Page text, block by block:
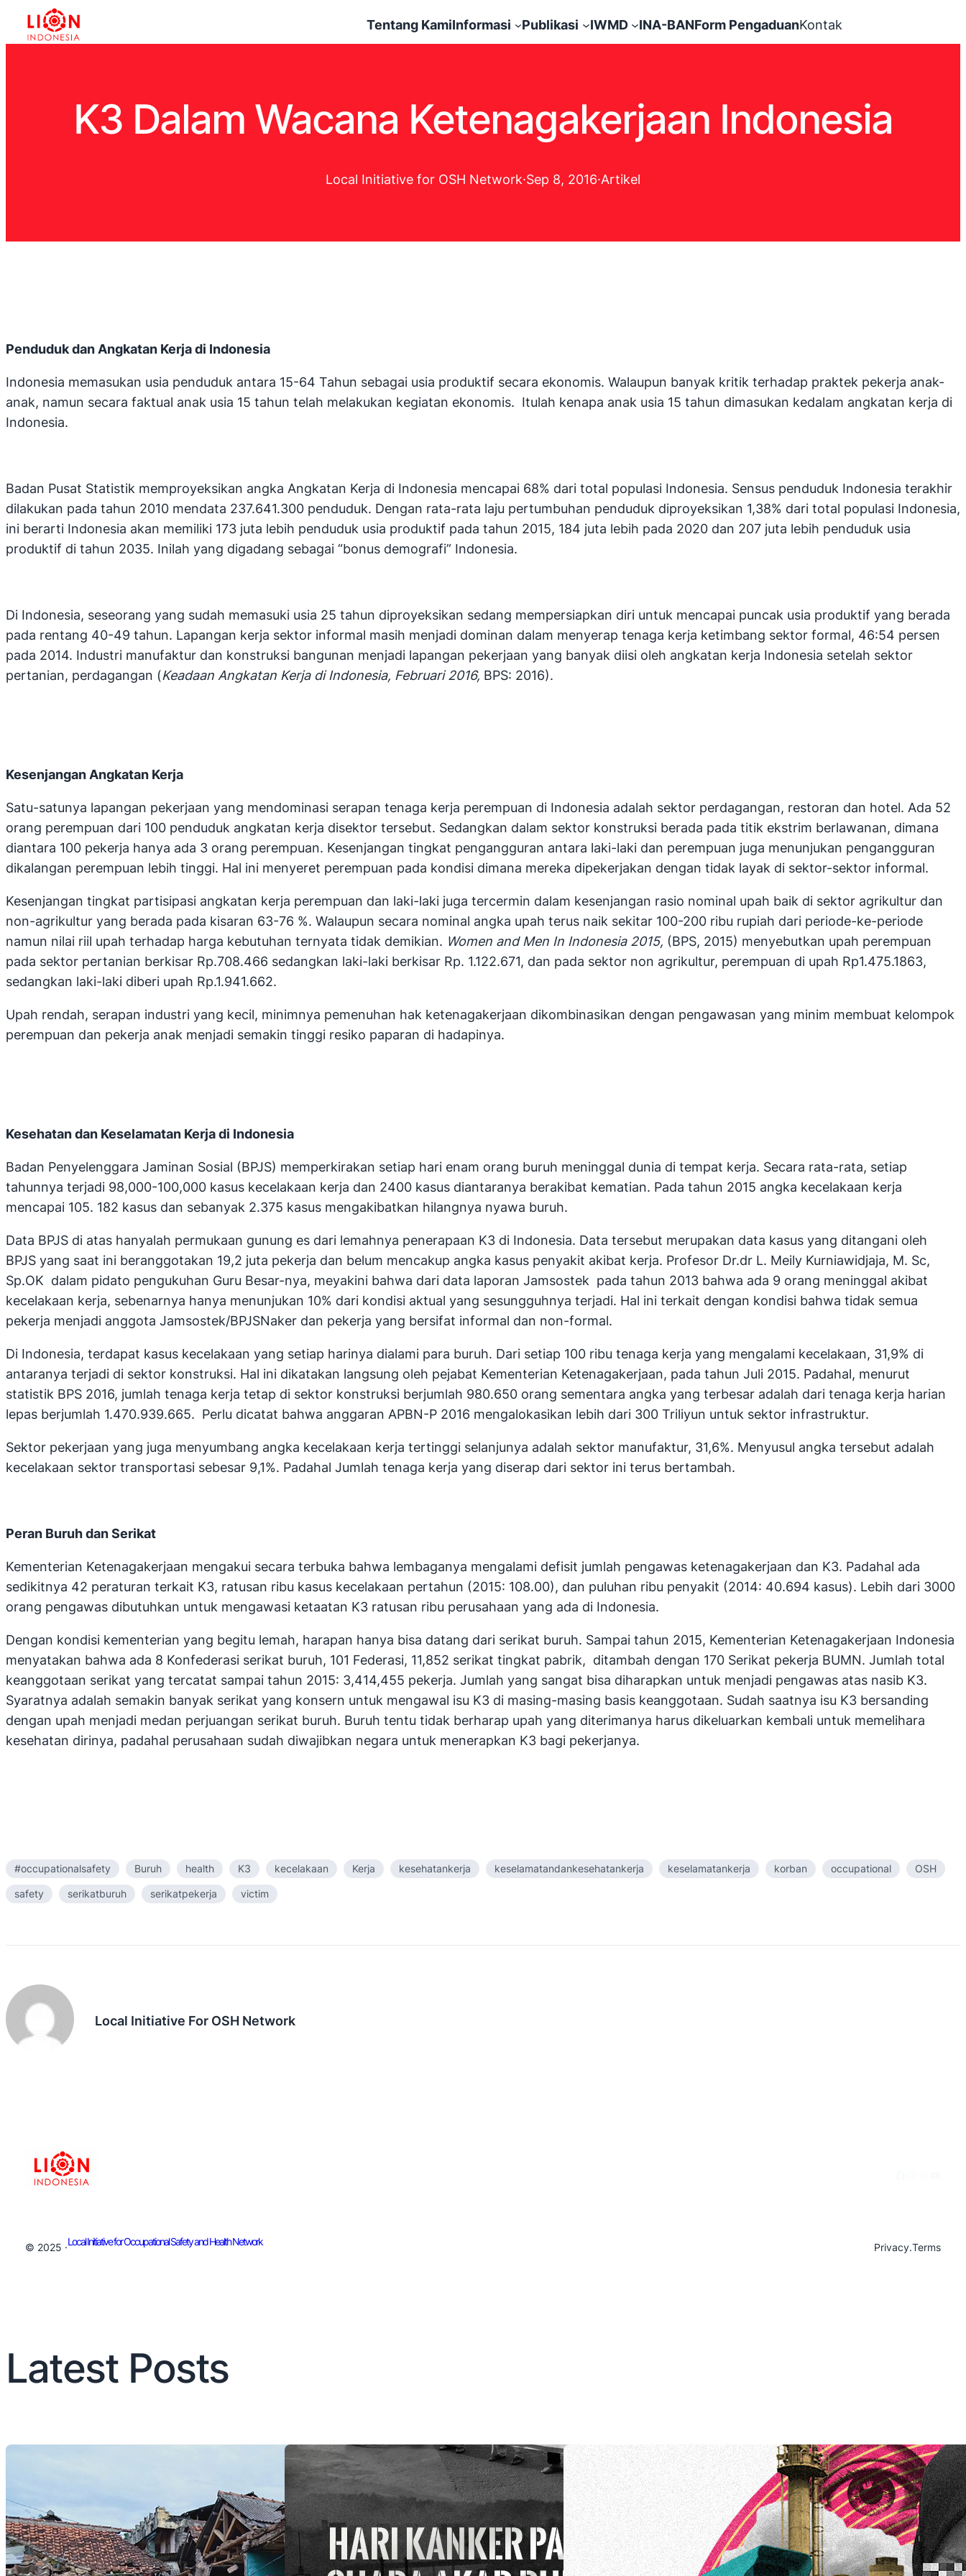
Tentang KamiInformasi Publikasi IWMD INA-BANForm PengaduanKontak
K3 Dalam Wacana Ketenagakerjaan Indonesia
Local Initiative for OSH Network·Sep 8, 2016·Artikel
Penduduk dan Angkatan Kerja di Indonesia
Indonesia memasukan usia penduduk antara 15-64 Tahun sebagai usia produktif secara ekonomis. Walaupun banyak kritik terhadap praktek pekerja anak-
anak, namun secara faktual anak usia 15 tahun telah melakukan kegiatan ekonomis. Itulah kenapa anak usia 15 tahun dimasukan kedalam angkatan kerja di
Indonesia.
Badan Pusat Statistik memproyeksikan angka Angkatan Kerja di Indonesia mencapai 68% dari total populasi Indonesia. Sensus penduduk Indonesia terakhir
dilakukan pada tahun 2010 mendata 237.641.300 penduduk. Dengan rata-rata laju pertumbuhan penduduk diproyeksikan 1,38% dari total populasi Indonesia,
ini berarti Indonesia akan memiliki 173 juta lebih penduduk usia produktif pada tahun 2015, 184 juta lebih pada 2020 dan 207 juta lebih penduduk usia
produktif di tahun 2035. Inilah yang digadang sebagai “bonus demografi” Indonesia.
Di Indonesia, seseorang yang sudah memasuki usia 25 tahun diproyeksikan sedang mempersiapkan diri untuk mencapai puncak usia produktif yang berada
pada rentang 40-49 tahun. Lapangan kerja sektor informal masih menjadi dominan dalam menyerap tenaga kerja ketimbang sektor formal, 46:54 persen
pada 2014. Industri manufaktur dan konstruksi bangunan menjadi lapangan pekerjaan yang banyak diisi oleh angkatan kerja Indonesia setelah sektor
pertanian, perdagangan (Keadaan Angkatan Kerja di Indonesia, Februari 2016, BPS: 2016).
Kesenjangan Angkatan Kerja
Satu-satunya lapangan pekerjaan yang mendominasi serapan tenaga kerja perempuan di Indonesia adalah sektor perdagangan, restoran dan hotel. Ada 52
orang perempuan dari 100 penduduk angkatan kerja disektor tersebut. Sedangkan dalam sektor konstruksi berada pada titik ekstrim berlawanan, dimana
diantara 100 pekerja hanya ada 3 orang perempuan. Kesenjangan tingkat pengangguran antara laki-laki dan perempuan juga menunjukan pengangguran
dikalangan perempuan lebih tinggi. Hal ini menyeret perempuan pada kondisi dimana mereka dipekerjakan dengan tidak layak di sektor-sektor informal.
Kesenjangan tingkat partisipasi angkatan kerja perempuan dan laki-laki juga tercermin dalam kesenjangan rasio nominal upah baik di sektor agrikultur dan
non-agrikultur yang berada pada kisaran 63-76 %. Walaupun secara nominal angka upah terus naik sekitar 100-200 ribu rupiah dari periode-ke-periode
namun nilai riil upah terhadap harga kebutuhan ternyata tidak demikian. Women and Men In Indonesia 2015, (BPS, 2015) menyebutkan upah perempuan
pada sektor pertanian berkisar Rp.708.466 sedangkan laki-laki berkisar Rp. 1.122.671, dan pada sektor non agrikultur, perempuan di upah Rp1.475.1863,
sedangkan laki-laki diberi upah Rp.1.941.662.
Upah rendah, serapan industri yang kecil, minimnya pemenuhan hak ketenagakerjaan dikombinasikan dengan pengawasan yang minim membuat kelompok
perempuan dan pekerja anak menjadi semakin tinggi resiko paparan di hadapinya.
Kesehatan dan Keselamatan Kerja di Indonesia
Badan Penyelenggara Jaminan Sosial (BPJS) memperkirakan setiap hari enam orang buruh meninggal dunia di tempat kerja. Secara rata-rata, setiap
tahunnya terjadi 98,000-100,000 kasus kecelakaan kerja dan 2400 kasus diantaranya berakibat kematian. Pada tahun 2015 angka kecelakaan kerja
mencapai 105. 182 kasus dan sebanyak 2.375 kasus mengakibatkan hilangnya nyawa buruh.
Data BPJS di atas hanyalah permukaan gunung es dari lemahnya penerapaan K3 di Indonesia. Data tersebut merupakan data kasus yang ditangani oleh
BPJS yang saat ini beranggotakan 19,2 juta pekerja dan belum mencakup angka kasus penyakit akibat kerja. Profesor Dr.dr L. Meily Kurniawidjaja, M. Sc,
Sp.OK dalam pidato pengukuhan Guru Besar-nya, meyakini bahwa dari data laporan Jamsostek pada tahun 2013 bahwa ada 9 orang meninggal akibat
kecelakaan kerja, sebenarnya hanya menunjukan 10% dari kondisi aktual yang sesungguhnya terjadi. Hal ini terkait dengan kondisi bahwa tidak semua
pekerja menjadi anggota Jamsostek/BPJSNaker dan pekerja yang bersifat informal dan non-formal.
Di Indonesia, terdapat kasus kecelakaan yang setiap harinya dialami para buruh. Dari setiap 100 ribu tenaga kerja yang mengalami kecelakaan, 31,9% di
antaranya terjadi di sektor konstruksi. Hal ini dikatakan langsung oleh pejabat Kementerian Ketenagakerjaan, pada tahun Juli 2015. Padahal, menurut
statistik BPS 2016, jumlah tenaga kerja tetap di sektor konstruksi berjumlah 980.650 orang sementara angka yang terbesar adalah dari tenaga kerja harian
lepas berjumlah 1.470.939.665. Perlu dicatat bahwa anggaran APBN-P 2016 mengalokasikan lebih dari 300 Triliyun untuk sektor infrastruktur.
Sektor pekerjaan yang juga menyumbang angka kecelakaan kerja tertinggi selanjunya adalah sektor manufaktur, 31,6%. Menyusul angka tersebut adalah
kecelakaan sektor transportasi sebesar 9,1%. Padahal Jumlah tenaga kerja yang diserap dari sektor ini terus bertambah.
Peran Buruh dan Serikat
Kementerian Ketenagakerjaan mengakui secara terbuka bahwa lembaganya mengalami defisit jumlah pengawas ketenagakerjaan dan K3. Padahal ada
sedikitnya 42 peraturan terkait K3, ratusan ribu kasus kecelakaan pertahun (2015: 108.00), dan puluhan ribu penyakit (2014: 40.694 kasus). Lebih dari 3000
orang pengawas dibutuhkan untuk mengawasi ketaatan K3 ratusan ribu perusahaan yang ada di Indonesia.
Dengan kondisi kementerian yang begitu lemah, harapan hanya bisa datang dari serikat buruh. Sampai tahun 2015, Kementerian Ketenagakerjaan Indonesia
menyatakan bahwa ada 8 Konfederasi serikat buruh, 101 Federasi, 11,852 serikat tingkat pabrik, ditambah dengan 170 Serikat pekerja BUMN. Jumlah total
keanggotaan serikat yang tercatat sampai tahun 2015: 3,414,455 pekerja. Jumlah yang sangat bisa diharapkan untuk menjadi pengawas atas nasib K3.
Syaratnya adalah semakin banyak serikat yang konsern untuk mengawal isu K3 di masing-masing basis keanggotaan. Sudah saatnya isu K3 bersanding
dengan upah menjadi medan perjuangan serikat buruh. Buruh tentu tidak berharap upah yang diterimanya harus dikeluarkan kembali untuk memelihara
kesehatan dirinya, padahal perusahaan sudah diwajibkan negara untuk menerapkan K3 bagi pekerjanya.
#occupationalsafety Buruh health K3 kecelakaan Kerja kesehatankerja keselamatandankesehatankerja keselamatankerja korban occupational OSH
safety serikatburuh serikatpekerja victim
Local Initiative For OSH Network
© 2025 ·
Local Initiative for Occupational Safety and Health Network
Privacy.Terms
Latest Posts